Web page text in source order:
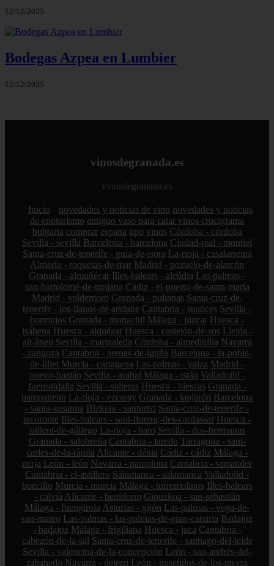
12/12/2025
Bodegas Azpea en Lumbier
12/12/2025
vinosdegranada.es
vinosdegranada.es
Inicio novedades y noticias de vino novedades y noticias
de enoturismo antiguo vaso para catar vinos crucigrama
bulgaria comprar espana tipo vinos Córdoba - córdoba
Sevilla - sevilla Barcelona - barcelona Ciudad-real - montiel
Santa-cruz-de-tenerife - guía-de-isora La-rioja - casalarreina
Almería - roquetas-de-mar Madrid - pozuelo-de-alarcón
Granada - almuñécar Illes-balears - alcúdia Las-palmas -
san-bartolomé-de-tirajana Cádiz - el-puerto-de-santa-maría
Madrid - valdemoro Granada - pulianas Santa-cruz-de-
tenerife - los-llanos-de-aridane Cantabria - suances Sevilla -
bormujos Granada - monachil Málaga - júzcar Huesca -
isábena Huesca - alquézar Huesca - castejón-de-sos Lleida -
alt-àneu Sevilla - marinaleda Córdoba - almedinilla Navarra
- zangoza Cantabria - arenas-de-iguña Barcelona - la-pobla-
de-lillet Murcia - cartagena Las-palmas - yaiza Madrid -
nuevo-baztán Sevilla - arahal Málaga - istán Valladolid -
fuensaldaña Sevilla - salteras Huesca - biescas Granada -
pampaneira La-rioja - ezcaray Granada - lanjarón Barcelona
- santa-susanna Bizkaia - santurtzi Santa-cruz-de-tenerife -
tacoronte Illes-balears - sant-llorenç-des-cardassar Huesca -
sallent-de-gállego La-rioja - haro Sevilla - dos-hermanas
Granada - salobreña Cantabria - laredo Tarragona - sant-
carles-de-la-ràpita Alicante - dénia Cádiz - cádiz Málaga -
nerja León - león Navarra - pamplona Cantabria - santander
Cantabria - el-astillero Salamanca - salamanca Valladolid -
boecillo Murcia - murcia Málaga - torremolinos Illes-balears
- calvià Alicante - benidorm Gipuzkoa - san-sebastián
Málaga - fuengirola Asturias - gijón Las-palmas - vega-de-
san-mateo Las-palmas - las-palmas-de-gran-canaria Badajoz
- badajoz Málaga - frigiliana Huesca - jaca Cantabria -
cabezón-de-la-sal Santa-cruz-de-tenerife - santiago-del-teide
Sevilla - valencina-de-la-concepción León - san-andrés-del-
rabanedo Navarra - deierri León - gusendos-de-los-oteros